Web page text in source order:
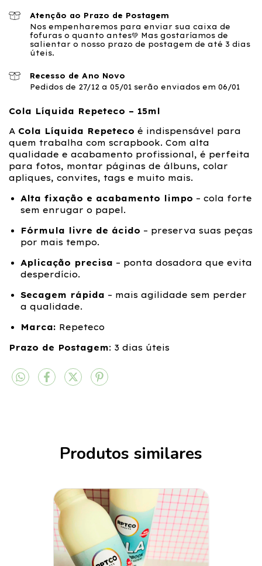
Atenção ao Prazo de Postagem
Nos empenharemos para enviar sua caixa de
fofuras o quanto antes💚 Mas gostaríamos de
salientar o nosso prazo de postagem de até 3 dias
úteis.
Recesso de Ano Novo
Pedidos de 27/12 a 05/01 serão enviados em 06/01
Cola Líquida Repeteco – 15ml
A Cola Líquida Repeteco é indispensável para
quem trabalha com scrapbook. Com alta
qualidade e acabamento profissional, é perfeita
para fotos, montar páginas de álbuns, colar
apliques, convites, tags e muito mais.
Alta fixação e acabamento limpo – cola forte
sem enrugar o papel.
Fórmula livre de ácido – preserva suas peças
por mais tempo.
Aplicação precisa – ponta dosadora que evita
desperdício.
Secagem rápida – mais agilidade sem perder
a qualidade.
Marca: Repeteco
Prazo de Postagem: 3 dias úteis
Produtos similares